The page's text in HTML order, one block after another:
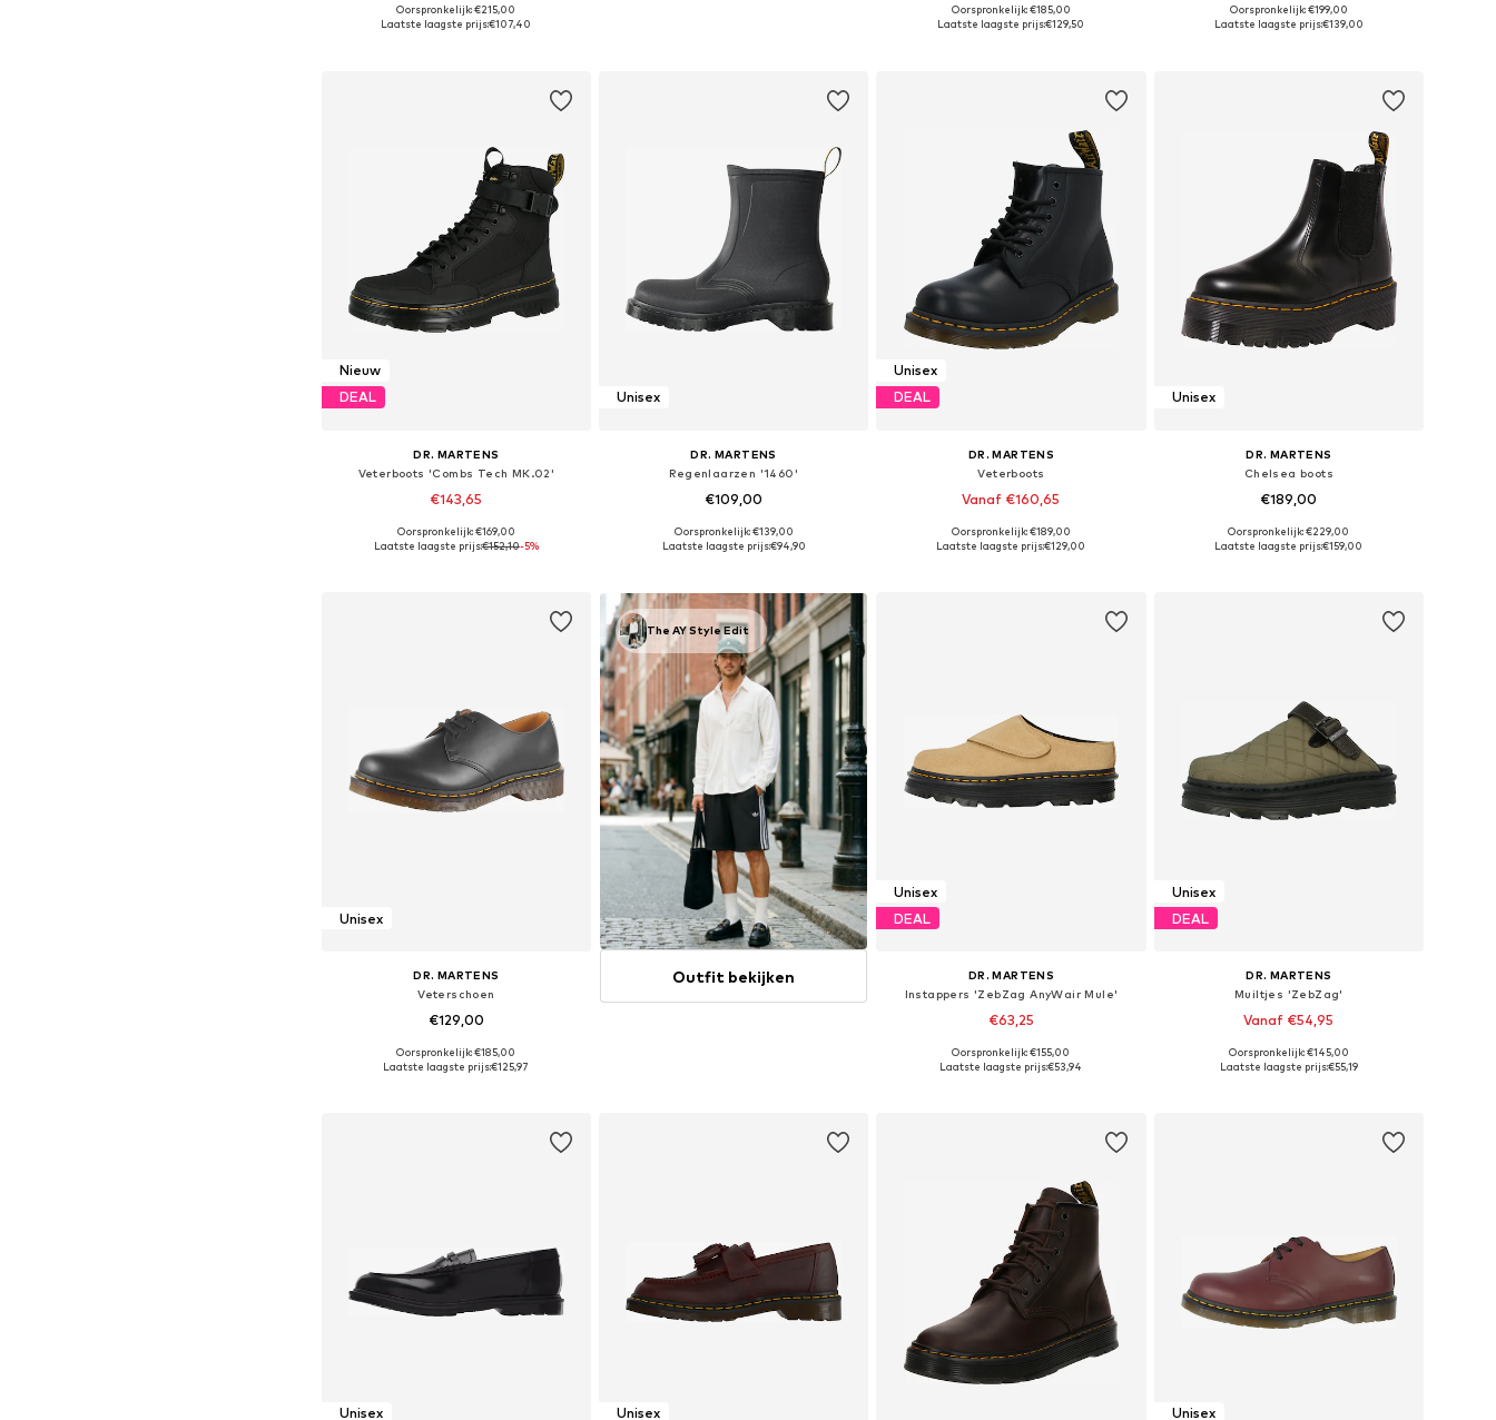
Beschikbaar in vele maten
Oorspronkelijk: €215,00
Laatste laagste prijs:€107,40
Beschikbaar in vele maten
Oorspronkelijk: €185,00
Laatste laagste prijs:€129,50
+1
Beschikbaar in vele maten
Oorspronkelijk: €199,00
Laatste laagste prijs:€139,00
Nieuw
DEAL
DR. MARTENS
Veterboots 'Combs Tech MK.02'
€143,65
Beschikbaar in vele maten
Oorspronkelijk: €169,00
Laatste laagste prijs:€152,10-5%
Unisex
DR. MARTENS
Regenlaarzen '1460'
€109,00
Beschikbaar in vele maten
Oorspronkelijk: €139,00
Laatste laagste prijs:€94,90
Unisex
DEAL
DR. MARTENS
Veterboots
Vanaf €160,65
Beschikbaar in vele maten
Oorspronkelijk: €189,00
Laatste laagste prijs:€129,00
Unisex
DR. MARTENS
Chelsea boots
€189,00
Beschikbaar in vele maten
Oorspronkelijk: €229,00
Laatste laagste prijs:€159,00
Unisex
DR. MARTENS
Veterschoen
€129,00
Beschikbaar in vele maten
Oorspronkelijk: €185,00
Laatste laagste prijs:€125,97
The AY Style Edit
Outfit bekijken
Unisex
DEAL
DR. MARTENS
Instappers 'ZebZag AnyWair Mule'
€63,25
Beschikbaar in vele maten
Oorspronkelijk: €155,00
Laatste laagste prijs:€53,94
Unisex
DEAL
DR. MARTENS
Muiltjes 'ZebZag'
Vanaf €54,95
Beschikbaar in vele maten
Oorspronkelijk: €145,00
Laatste laagste prijs:€55,19
Unisex Unisex Unisex